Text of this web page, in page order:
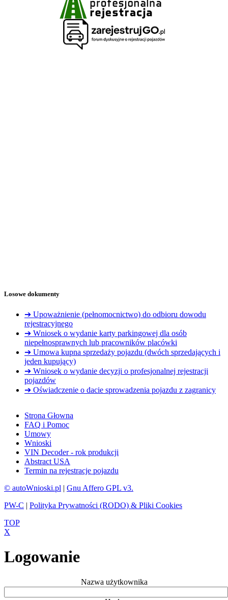
Losowe dokumenty
➔ Upoważnienie (pełnomocnictwo) do odbioru dowodu
rejestracyjnego
➔ Wniosek o wydanie karty parkingowej dla osób
niepełnosprawnych lub pracowników placówki
➔ Umowa kupna sprzedaży pojazdu (dwóch sprzedających i
jeden kupujący)
➔ Wniosek o wydanie decyzji o profesjonalnej rejestracji
pojazdów
➔ Oświadczenie o dacie sprowadzenia pojazdu z zagranicy
Strona Głowna
FAQ i Pomoc
Umowy
Wnioski
VIN Decoder - rok produkcji
Abstract USA
Termin na rejestracje pojazdu
© autoWnioski.pl | Gnu Affero GPL v3.
PW-C | Polityka Prywatności (RODO) & Pliki Cookies
TOP
X
Logowanie
Nazwa użytkownika